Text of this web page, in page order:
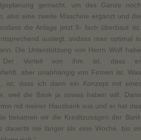
gemacht, um das Ganze noch
also eine zweite Maschine ergänzt und die
die Anlage jetzt 5- fach überbaut ist.
auslegt, sodass man optimal in
Die Unterstützung von Herrn Wolf habe
Der Vorteil von ihm ist, dass er
aber unabhängig von Firmen ist. Was
ist, dass ich dann ein Konzept mit einer
weil die Bank ja sowas haben will. Dann
mit meiner Hausbank aus und er hat das
bekamen wir die Kreditzusagen der Bank
dauerte nie länger als eine Woche, bis es